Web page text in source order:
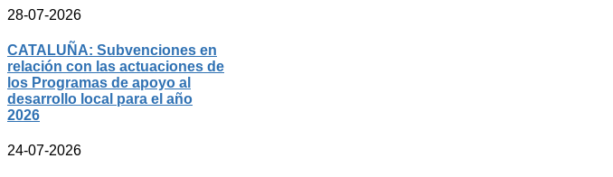
28-07-2026
CATALUÑA: Subvenciones en
relación con las actuaciones de
los Programas de apoyo al
desarrollo local para el año
2026
24-07-2026